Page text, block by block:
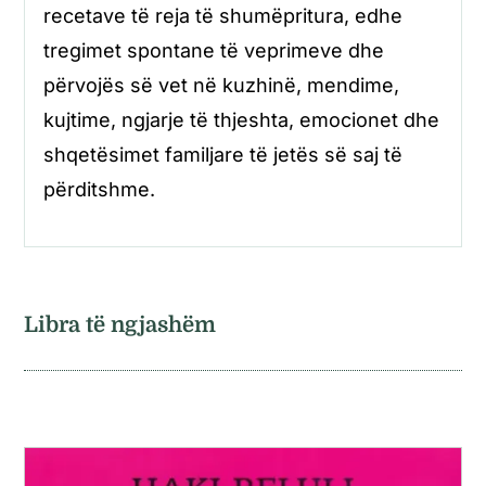
recetave të reja të shumëpritura, edhe
tregimet spontane të veprimeve dhe
përvojës së vet në kuzhinë, mendime,
kujtime, ngjarje të thjeshta, emocionet dhe
shqetësimet familjare të jetës së saj të
përditshme.
Libra të ngjashëm